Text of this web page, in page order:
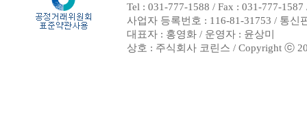
Tel : 031-777-1588 / Fax : 031-777-
사업자 등록번호 : 116-81-31753 / 통신
대표자 : 홍영화 / 운영자 : 윤상미
상호 : 주식회사 코린스 / Copyright ⓒ